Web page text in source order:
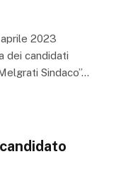
aprile 2023
dei candidati
Sindaco”…